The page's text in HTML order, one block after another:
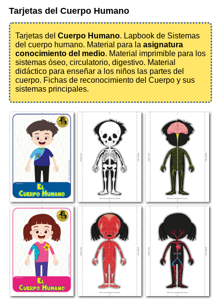
Tarjetas del Cuerpo Humano
Tarjetas del Cuerpo Humano. Lapbook de Sistemas
del cuerpo humano. Material para la asignatura
conocimiento del medio. Material imprimible para los
sistemas óseo, circulatorio, digestivo. Material
didáctico para enseñar a los niños las partes del
cuerpo. Fichas de reconocimiento del Cuerpo y sus
sistemas principales.